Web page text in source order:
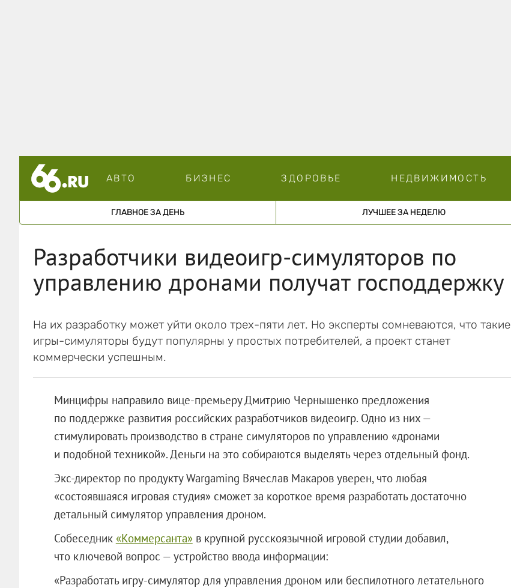
АВТО БИЗНЕС ЗДОРОВЬЕ НЕДВИЖИМОСТЬ
ГЛАВНОЕ ЗА ДЕНЬ ЛУЧШЕЕ ЗА НЕДЕЛЮ
Разработчики видеоигр-симуляторов по
управлению дронами получат господдержку
На их разработку может уйти около трех-пяти лет. Но эксперты сомневаются, что такие
игры-симуляторы будут популярны у простых потребителей, а проект станет
коммерчески успешным.
Минцифры направило вице-премьеру Дмитрию Чернышенко предложения
по поддержке развития российских разработчиков видеоигр. Одно из них —
стимулировать производство в стране симуляторов по управлению «дронами
и подобной техникой». Деньги на это собираются выделять через отдельный фонд.
Экс-директор по продукту Wargaming Вячеслав Макаров уверен, что любая
«состоявшаяся игровая студия» сможет за короткое время разработать достаточно
детальный симулятор управления дроном.
Собеседник «Коммерсанта»в крупной русскоязычной игровой студии добавил,
что ключевой вопрос — устройство ввода информации:
«Разработать игру-симулятор для управления дроном или беспилотного летательного